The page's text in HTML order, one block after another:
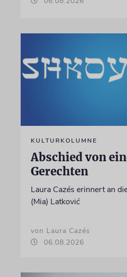
KULTURKOLUMNE
Abschied von
Gerechten
Laura Cazés erinnert an
(Mia) Latković
von Laura Cazés
06.08.2026